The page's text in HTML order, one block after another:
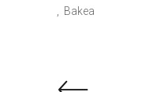
Bakea